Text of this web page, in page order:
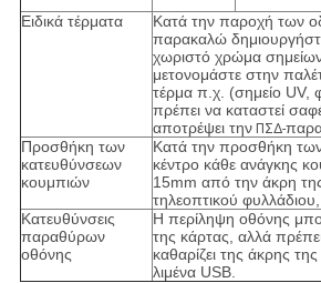
Ειδικά τέρματα
Κατά την παροχή των
παρακαλώ
χωριστό χρώμα
μετονομάστε στην
τέρμα π.χ. (σημείο UV,
πρέπει να καταστεί
αποτρέψει τηνΠΣΔ-
Προσθήκη των
κατευθύνσεων
κουμπιών
Κατά την προσθήκη
κέντρο κάθε ανάγκης
15mm από την άκρη
τηλεοπτικού
Κατευθύνσεις
παραθύρων
οθόνης
Η περίληψη οθόνης
της κάρτας, αλλά
καθαρίζει της άκρης
λιμένα USB.